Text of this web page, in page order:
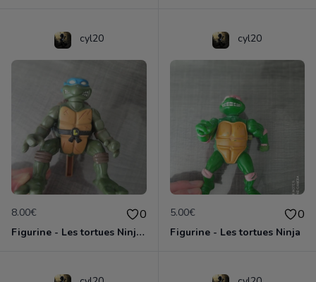
cyl20
8.00€ 0
Figurine - Les tortues Ninja - Leonardo
cyl20
5.00€ 0
Figurine - Les tortues Ninja